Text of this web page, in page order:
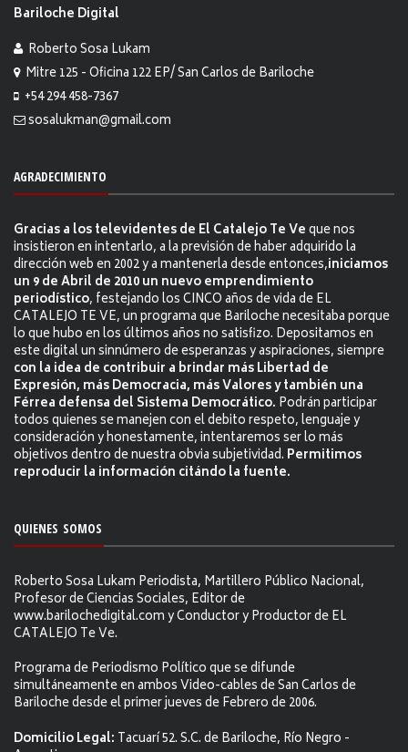
Bariloche Digital
Roberto Sosa Lukam
Mitre 125 - Oficina 122 EP/ San Carlos de Bariloche
+54 294 458-7367
sosalukman@gmail.com
AGRADECIMIENTO
Gracias a los televidentes de El Catalejo Te Veque nos
insistieron en intentarlo, a la previsión de haber adquirido la
dirección web en 2002 y a mantenerla desde entonces,iniciamos
un 9 de Abril de 2010 un nuevo emprendimiento
periodístico, festejando los CINCO años de vida de EL
CATALEJO TE VE, un programa que Bariloche necesitaba porque
lo que hubo en los últimos años no satisfizo. Depositamos en
este digital un sinnúmero de esperanzas y aspiraciones, siempre
con la idea de contribuir a brindar más Libertad de
Expresión, más Democracia, más Valores y también una
Férrea defensa del Sistema Democrático. Podrán participar
todos quienes se manejen con el debito respeto, lenguaje y
consideración y honestamente, intentaremos ser lo más
objetivos dentro de nuestra obvia subjetividad. Permitimos
reproducir la información citándo la fuente.
QUIENES SOMOS
Roberto Sosa Lukam Periodista, Martillero Público Nacional,
Profesor de Ciencias Sociales, Editor de
www.barilochedigital.com y Conductor y Productor de EL
CATALEJO Te Ve.
Programa de Periodismo Político que se difunde
simultáneamente en ambos Video-cables de San Carlos de
Bariloche desde el primer jueves de Febrero de 2006.
Domicilio Legal: Tacuarí 52. S.C. de Bariloche, Río Negro -